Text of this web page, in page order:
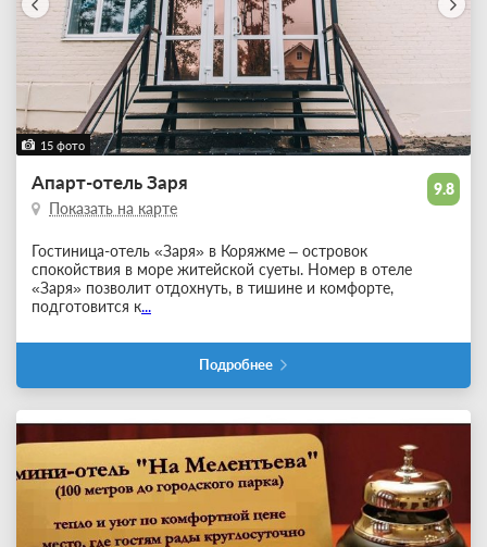
15 фото
9.8
Апарт-отель Заря
Показать на карте
Гостиница-отель «Заря» в Коряжме – островок
спокойствия в море житейской суеты. Номер в отеле
«Заря» позволит отдохнуть, в тишине и комфорте,
подготовится к...
Подробнее